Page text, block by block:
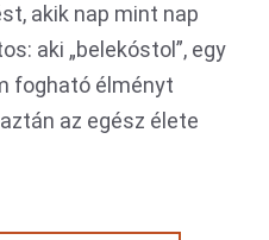
akik nap mint nap
aki „belekóstol”, egy
fogható élményt
az egész élete